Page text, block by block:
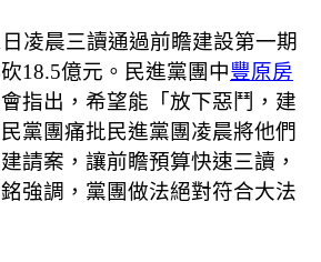
凌晨三讀通過前瞻建設第一期
18.5億元。民進黨團中豐原房
指出，希望能「放下惡鬥，建
黨團痛批民進黨團凌晨將他們
請案，讓前瞻預算快速三讀，
強調，黨團做法絕對符合大法